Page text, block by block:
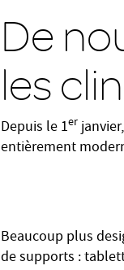
De
les
Depuis le 1er
entièrement
Beaucoup plus
de supports :